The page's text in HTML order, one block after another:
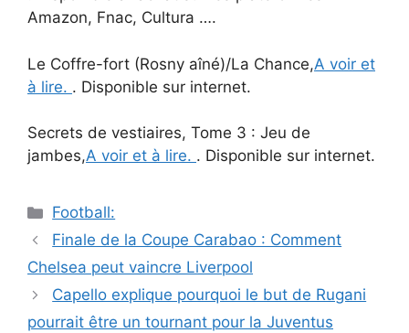
Amazon, Fnac, Cultura ….
Le Coffre-fort (Rosny aîné)/La Chance,A voir et
à lire. . Disponible sur internet.
Secrets de vestiaires, Tome 3 : Jeu de
jambes,A voir et à lire. . Disponible sur internet.
Catégories
Football:
Navigation
des
Finale de la Coupe Carabao : Comment
Chelsea peut vaincre Liverpool
Capello explique pourquoi le but de Rugani
pourrait être un tournant pour la Juventus